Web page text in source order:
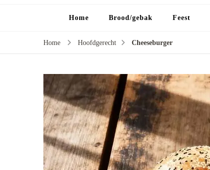
Home Brood/gebak Feest
Home Hoofdgerecht Cheeseburger